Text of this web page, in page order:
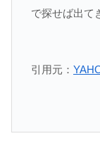
で探せば出て
引用元：